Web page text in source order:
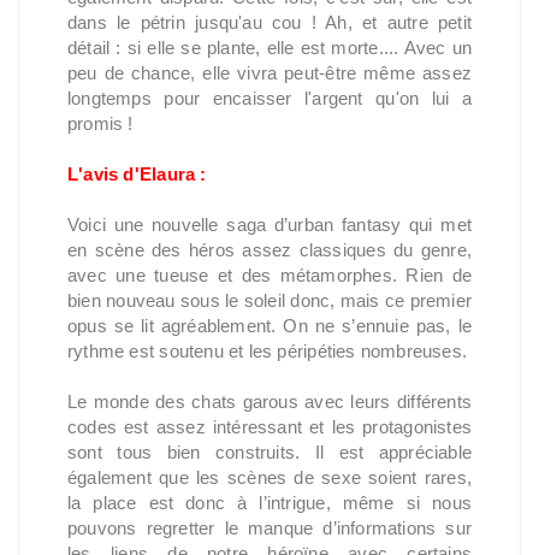
dans le pétrin jusqu'au cou ! Ah, et autre petit
détail : si elle se plante, elle est morte.... Avec un
peu de chance, elle vivra peut-être même assez
longtemps pour encaisser l'argent qu'on lui a
promis !
L'avis d'Elaura :
Voici une nouvelle saga d’urban fantasy qui met
en scène des héros assez classiques du genre,
avec une tueuse et des métamorphes. Rien de
bien nouveau sous le soleil donc, mais ce premier
opus se lit agréablement. On ne s’ennuie pas, le
rythme est soutenu et les péripéties nombreuses.
Le monde des chats garous avec leurs différents
codes est assez intéressant et les protagonistes
sont tous bien construits. Il est appréciable
également que les scènes de sexe soient rares,
la place est donc à l’intrigue, même si nous
pouvons regretter le manque d’informations sur